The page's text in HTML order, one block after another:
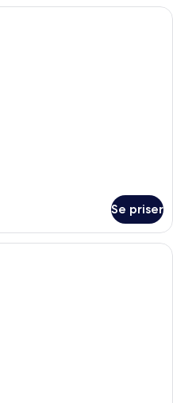
Suite, 1 kingsize-seng | Sengetøy
Se priser